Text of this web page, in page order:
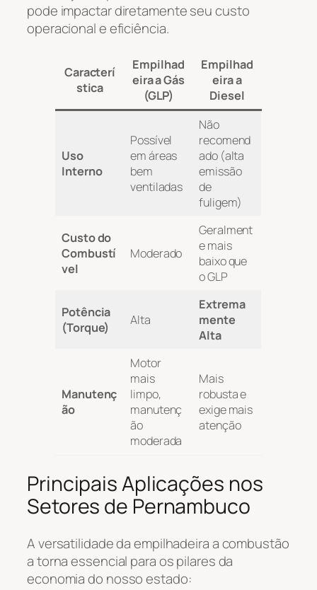
pode impactar diretamente seu custo
operacional e eficiência.
Caracterí
stica
Empilhad
eira a Gás
(GLP)
Empilhad
eira a
Diesel
Uso
Interno
Possível
em áreas
bem
ventiladas
Não
recomend
ado (alta
emissão
de
fuligem)
Custo do
Combustí
vel
Moderado
Geralment
e mais
baixo que
o GLP
Potência
(Torque)
Alta
Extrema
mente
Alta
Manutenç
ão
Motor
mais
limpo,
manutenç
ão
moderada
Mais
robusta e
exige mais
atenção
Principais Aplicações nos
Setores de Pernambuco
A versatilidade da empilhadeira a combustão
a torna essencial para os pilares da
economia do nosso estado: